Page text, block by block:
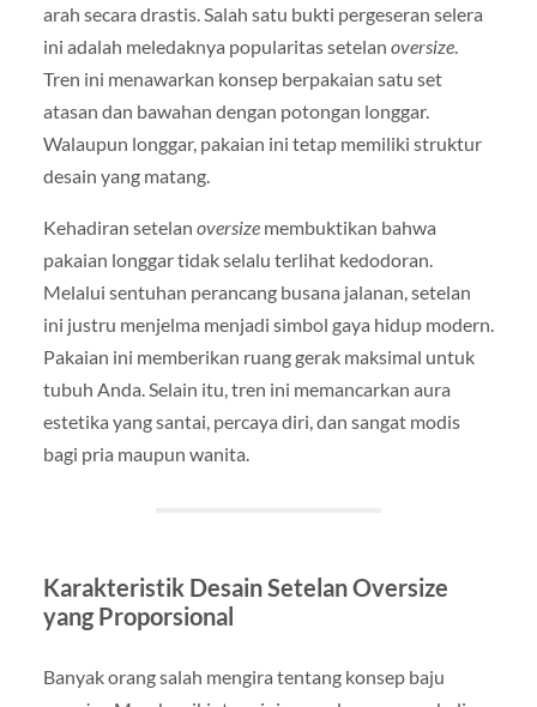
arah secara drastis. Salah satu bukti pergeseran selera
ini adalah meledaknya popularitas setelan oversize.
Tren ini menawarkan konsep berpakaian satu set
atasan dan bawahan dengan potongan longgar.
Walaupun longgar, pakaian ini tetap memiliki struktur
desain yang matang.
Kehadiran setelan oversizemembuktikan bahwa
pakaian longgar tidak selalu terlihat kedodoran.
Melalui sentuhan perancang busana jalanan, setelan
ini justru menjelma menjadi simbol gaya hidup modern.
Pakaian ini memberikan ruang gerak maksimal untuk
tubuh Anda. Selain itu, tren ini memancarkan aura
estetika yang santai, percaya diri, dan sangat modis
bagi pria maupun wanita.
Karakteristik Desain Setelan Oversize
yang Proporsional
Banyak orang salah mengira tentang konsep baju